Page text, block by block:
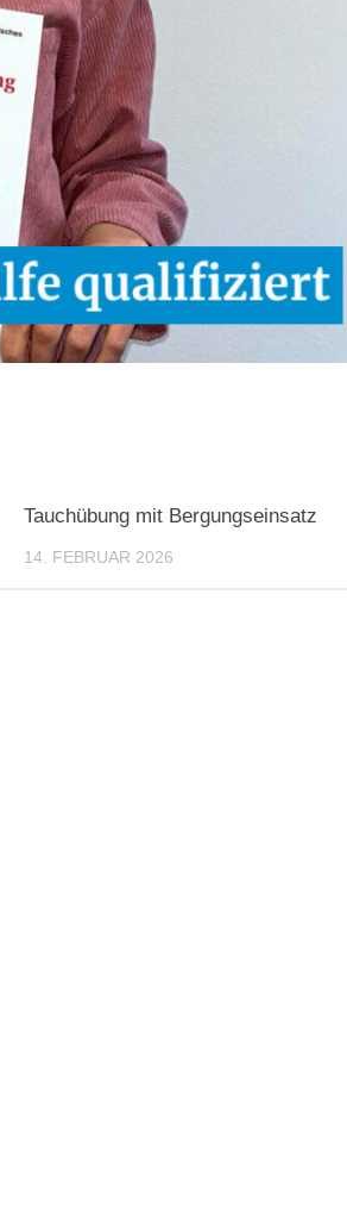
Tauchübung mit Bergungseinsatz
14. FEBRUAR 2026